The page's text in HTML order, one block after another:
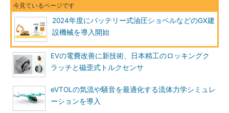
2024年度にバッテリー式油圧ショベルなどのGX建
設機械を導入開始
EVの電費改善に新技術、日本精工のロッキングク
ラッチと磁歪式トルクセンサ
eVTOLの気流や騒音を最適化する流体力学シミュレ
ーションを導入